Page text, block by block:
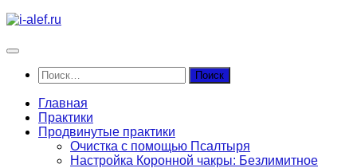
Перейти
содержимому
Найти:
Главная
Практики
Продвинутые практики
Очистка с помощью Псалтыря
Настройка Коронной чакры: Безлимитное